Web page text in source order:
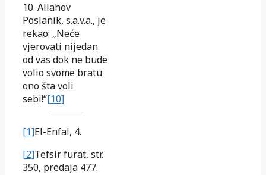
10. Allahov
Poslanik, s.a.v.a., je
rekao: „Neće
vjerovati nijedan
od vas dok ne bude
volio svome bratu
ono šta voli
sebi!“[10]
[1]El-Enfal, 4.
[2]Tefsir furat, str.
350, predaja 477.